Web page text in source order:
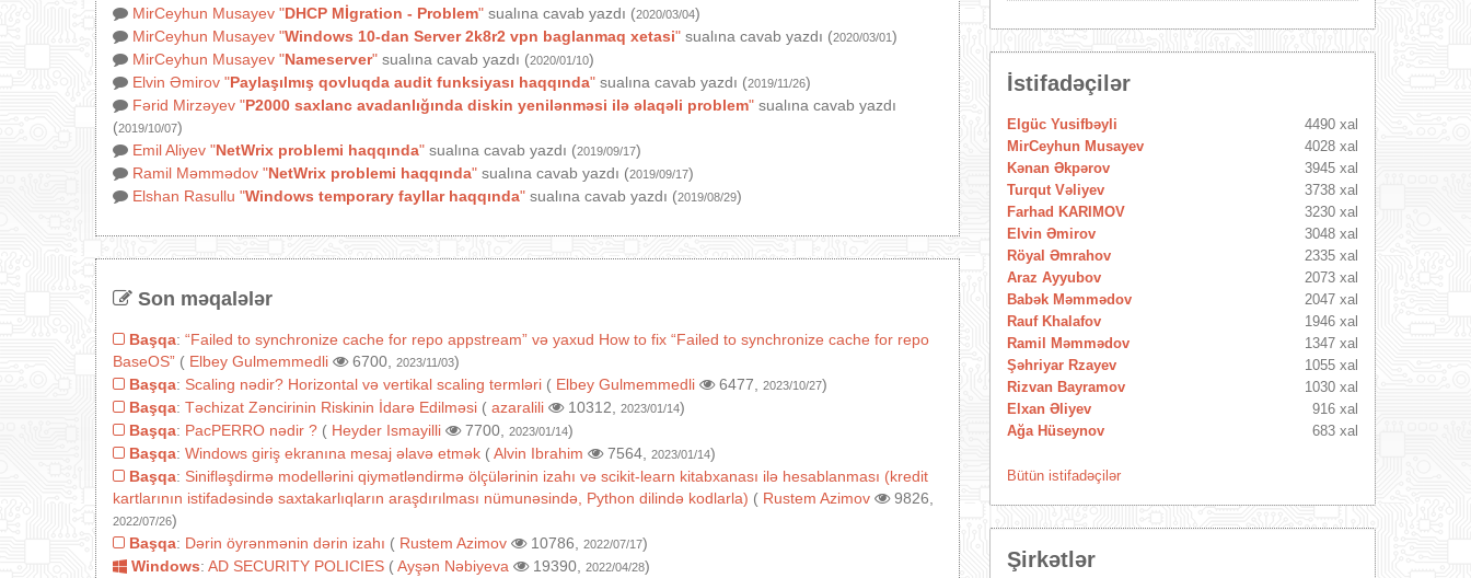
MirCeyhun Musayev "DHCP Mİgration - Problem" sualına cavab yazdı (2020/03/04)
MirCeyhun Musayev "Windows 10-dan Server 2k8r2 vpn baglanmaq xetasi" sualına cavab yazdı (2020/03/01)
MirCeyhun Musayev "Nameserver" sualına cavab yazdı (2020/01/10)
Elvin Əmirov "Paylaşılmış qovluqda audit funksiyası haqqında" sualına cavab yazdı (2019/11/26)
Fərid Mirzəyev "P2000 saxlanc avadanlığında diskin yenilənməsi ilə əlaqəli problem" sualına cavab yazdı
(2019/10/07)
Emil Aliyev "NetWrix problemi haqqında" sualına cavab yazdı (2019/09/17)
Ramil Məmmədov "NetWrix problemi haqqında" sualına cavab yazdı (2019/09/17)
Elshan Rasullu "Windows temporary fayllar haqqında" sualına cavab yazdı (2019/08/29)
Son məqalələr
Başqa: “Failed to synchronize cache for repo appstream” və yaxud How to fix “Failed to synchronize cache for repo
BaseOS” ( Elbey Gulmemmedli 6700, 2023/11/03)
Başqa: Scaling nədir? Horizontal və vertikal scaling termləri ( Elbey Gulmemmedli 6477, 2023/10/27)
Başqa: Təchizat Zəncirinin Riskinin İdarə Edilməsi ( azaralili 10312, 2023/01/14)
Başqa: PacPERRO nədir ? ( Heyder Ismayilli 7700, 2023/01/14)
Başqa: Windows giriş ekranına mesaj əlavə etmək (Alvin Ibrahim 7564, 2023/01/14)
Başqa: Sinifləşdirmə modellərini qiymətləndirmə ölçülərinin izahı və scikit-learn kitabxanası ilə hesablanması (kredit
kartlarının istifadəsində saxtakarlıqların araşdırılması nümunəsində, Python dilində kodlarla) ( Rustem Azimov 9826,
2022/07/26)
Başqa: Dərin öyrənmənin dərin izahı ( Rustem Azimov 10786, 2022/07/17)
Windows: AD SECURITY POLICIES (Ayşən Nəbiyeva 19390, 2022/04/28)
İstifadəçilər
Elgüc Yusifbəyli
4490 xal
MirCeyhun Musayev
4028 xal
Kənan Əkpərov
3945 xal
Turqut Vəliyev
3738 xal
Farhad KARIMOV
3230 xal
Elvin Əmirov
3048 xal
Röyal Əmrahov
2335 xal
Araz Ayyubov
2073 xal
Babək Məmmədov
2047 xal
Rauf Khalafov
1946 xal
Ramil Məmmədov
1347 xal
Şəhriyar Rzayev
1055 xal
Rizvan Bayramov
1030 xal
Elxan Əliyev
916 xal
Ağa Hüseynov
683 xal
Bütün istifadəçilər
Şirkətlər